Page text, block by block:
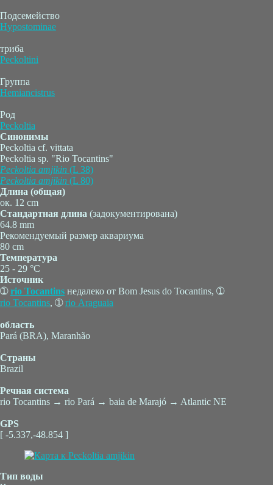
Подсемейство
Hypostominae
триба
Peckoltini
Группа
Hemiancistrus
Род
Peckoltia
Синонимы
Peckoltia cf. vittata
Peckoltia sp. "Rio Tocantins"
Peckoltia amjikin (L 38)
Peckoltia amjikin (L 80)
Длина (общая)
ок. 12 cm
Стандартная длина (задокументирована)
64.8 mm
Рекомендуемый размер аквариума
80 cm
Температура
25 - 29 °C
Источник
➀rio Tocantins недалеко от Bom Jesus do Tocantins, ➀
rio Tocantins, ➀rio Araguaia
область
Pará (BRA), Maranhão
Страны
Brazil
Речная система
rio Tocantins → rio Pará → baia de Marajó → Atlantic NE
GPS
[ -5.337,-48.854 ]
Тип воды